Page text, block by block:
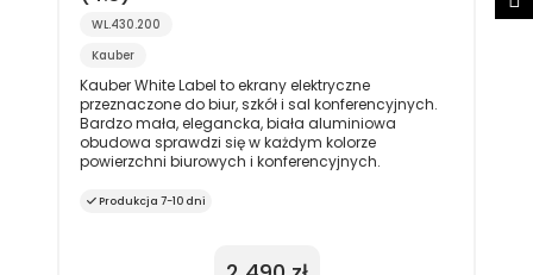
WL.430.200
Kauber
Kauber White Label to ekrany elektryczne
przeznaczone do biur, szkół i sal konferencyjnych.
Bardzo mała, elegancka, biała aluminiowa
obudowa sprawdzi się w każdym kolorze
powierzchni biurowych i konferencyjnych.
Produkcja 7-10 dni